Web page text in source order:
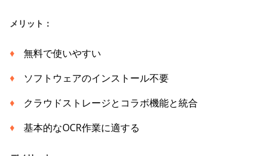
メリット：
無料で使いやすい
ソフトウェアのインストール不要
クラウドストレージとコラボ機能と統合
基本的なOCR作業に適する